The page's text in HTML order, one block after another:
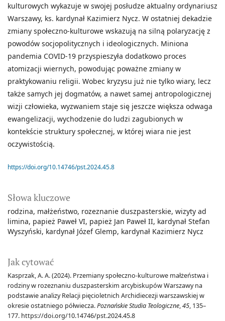
Słowa kluczowe
rodzina małżeństwo rozeznanie duszpasterskie wizyty ad
limina papież Paweł VI papież Jan Paweł II kardynał Stefan
Wyszyński kardynał Józef Glemp kardynał Kazimierz Nycz
Jak cytować
Kasprzak, A. A. (2024). Przemiany społeczno-kulturowe małżeństwa i
rodziny w rozeznaniu duszpasterskim arcybiskupów Warszawy na
podstawie analizy Relacji pięcioletnich Archidiecezji warszawskiej w
okresie ostatniego półwiecza.Poznańskie Studia Teologiczne,45, 135–
177. https://doi.org/10.14746/pst.2024.45.8
kulturowych wykazuje w swojej posłudze aktualny ordynariusz
Warszawy, ks. kardynał Kazimierz Nycz. W ostatniej dekadzie
zmiany społeczno-kulturowe wskazują na silną polaryzację z
powodów socjopolitycznych i ideologicznych. Miniona
pandemia COVID-19 przyspieszyła dodatkowo proces
atomizacji wiernych, powodując poważne zmiany w
praktykowaniu religii. Wobec kryzysu już nie tylko wiary, lecz
także samych jej dogmatów, a nawet samej antropologicznej
wizji człowieka, wyzwaniem staje się jeszcze większa odwaga
ewangelizacji, wychodzenie do ludzi zagubionych w
kontekście struktury społecznej, w której wiara nie jest
oczywistością.
https://doi.org/10.14746/pst.2024.45.8